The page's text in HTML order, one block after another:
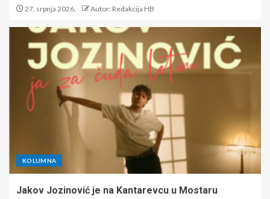
27. srpnja 2026. Autor: Redakcija HB
KOLUMNA
Jakov Jozinović je na Kantarevcu u Mostaru